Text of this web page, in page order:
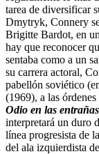
tarea de diversificar
Dmytryk, Connery
Brigitte Bardot, en
hay que reconocer
sentaba como a un
su carrera actoral,
pabellón soviético
(1969), a las
Odio en las entrañas
interpretará un duro
línea progresista de
del ala izquierdista